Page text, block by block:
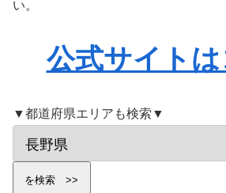
い。
公式サイト
▼都道府県エリアも検索▼